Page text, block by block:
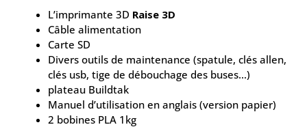
L’imprimante 3D Raise 3D
Câble alimentation
Carte SD
Divers outils de maintenance (spatule, clés allen,
clés usb, tige de débouchage des buses…)
plateau Buildtak
Manuel d’utilisation en anglais (version papier)
2 bobines PLA 1kg